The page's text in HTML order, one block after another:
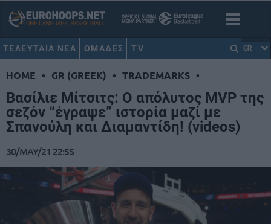
ΤΕΛΕΥΤΑΙΑ ΝΕΑ ΟΜΑΔΕΣ TV GR
HOME • GR (GREEK) • TRADEMARKS •
Βασίλιε Μίτσιτς: Ο απόλυτος MVP της
σεζόν “έγραψε” ιστορία μαζί με
Σπανούλη και Διαμαντίδη! (videos)
30/MAY/21 22:55